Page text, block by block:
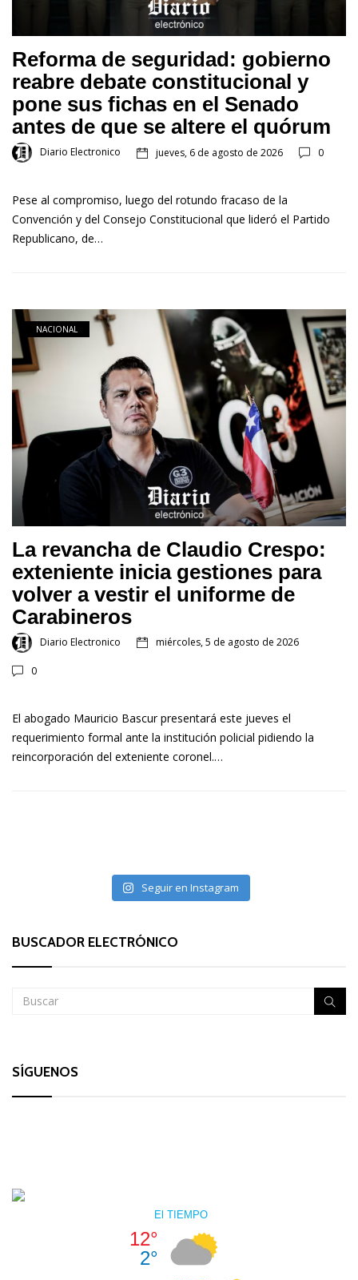
Reforma de seguridad: gobierno
reabre debate constitucional y
pone sus fichas en el Senado
antes de que se altere el quórum
Diario Electronico jueves, 6 de agosto de 2026 0
Pese al compromiso, luego del rotundo fracaso de la
Convención y del Consejo Constitucional que lideró el Partido
Republicano, de…
NACIONAL
La revancha de Claudio Crespo:
exteniente inicia gestiones para
volver a vestir el uniforme de
Carabineros
Diario Electronico miércoles, 5 de agosto de 2026
0
El abogado Mauricio Bascur presentará este jueves el
requerimiento formal ante la institución policial pidiendo la
reincorporación del exteniente coronel.…
Seguir en Instagram
BUSCADOR ELECTRÓNICO
SÍGUENOS